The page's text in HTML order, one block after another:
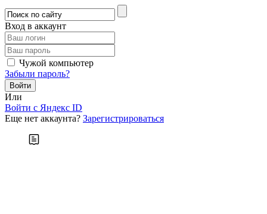
Вход в аккаунт
Чужой компьютер
Забыли пароль?
Или
Войти c Яндекс ID
Еще нет аккаунта? Зарегистрироваться